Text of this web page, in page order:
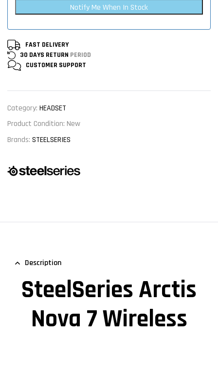
Notify Me When In Stock
FAST DELIVERY
30 DAYS RETURN PERIOD
CUSTOMER SUPPORT
Category: HEADSET
Product Condition: New
Brands: STEELSERIES
Description
SteelSeries Arctis
Nova 7 Wireless